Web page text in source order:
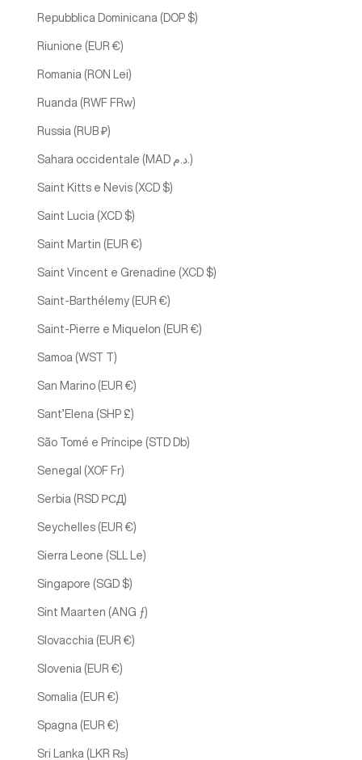
Repubblica Dominicana (DOP $)
Riunione (EUR €)
Romania (RON Lei)
Ruanda (RWF FRw)
Russia (RUB ₽)
Sahara occidentale (MAD د.م.)
Saint Kitts e Nevis (XCD $)
Saint Lucia (XCD $)
Saint Martin (EUR €)
Saint Vincent e Grenadine (XCD $)
Saint-Barthélemy (EUR €)
Saint-Pierre e Miquelon (EUR €)
Samoa (WST T)
San Marino (EUR €)
Sant’Elena (SHP £)
São Tomé e Príncipe (STD Db)
Senegal (XOF Fr)
Serbia (RSD РСД)
Seychelles (EUR €)
Sierra Leone (SLL Le)
Singapore (SGD $)
Sint Maarten (ANG ƒ)
Slovacchia (EUR €)
Slovenia (EUR €)
Somalia (EUR €)
Spagna (EUR €)
Sri Lanka (LKR ₨)